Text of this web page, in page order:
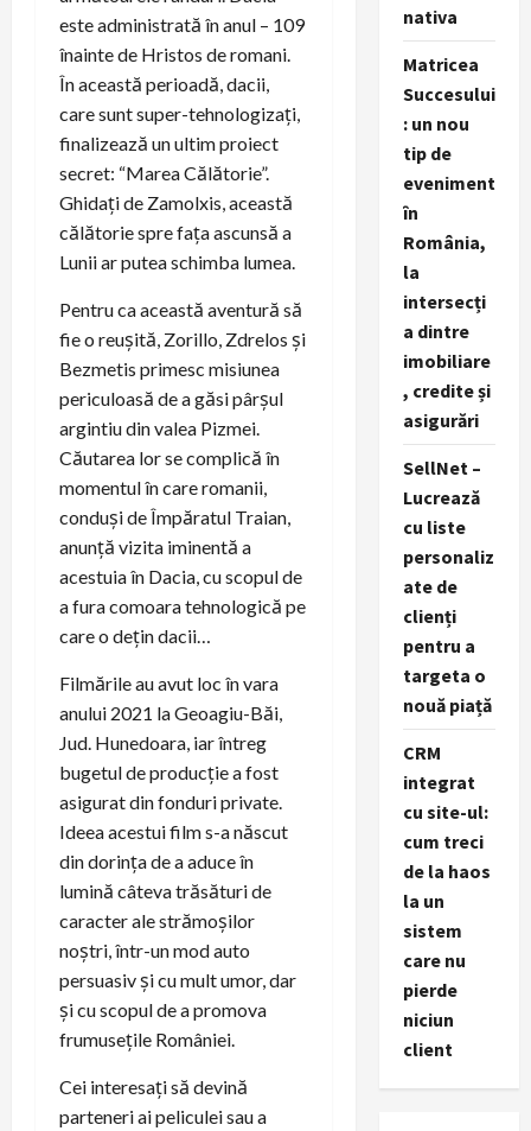
este administrată în anul – 109
înainte de Hristos de romani.
În această perioadă, dacii,
care sunt super-tehnologizați,
finalizează un ultim proiect
secret: “Marea Călătorie”.
Ghidați de Zamolxis, această
călătorie spre fața ascunsă a
Lunii ar putea schimba lumea.
Pentru ca această aventură să
fie o reușită, Zorillo, Zdrelos și
Bezmetis primesc misiunea
periculoasă de a găsi pârșul
argintiu din valea Pizmei.
Căutarea lor se complică în
momentul în care romanii,
conduși de Împăratul Traian,
anunță vizita iminentă a
acestuia în Dacia, cu scopul de
a fura comoara tehnologică pe
care o dețin dacii…
Filmările au avut loc în vara
anului 2021 la Geoagiu-Băi,
Jud. Hunedoara, iar întreg
bugetul de producție a fost
asigurat din fonduri private.
Ideea acestui film s-a născut
din dorința de a aduce în
lumină câteva trăsături de
caracter ale strămoșilor
noștri, într-un mod auto
persuasiv și cu mult umor, dar
și cu scopul de a promova
frumuseţile României.
Cei interesați să devină
parteneri ai peliculei sau a
nativa
Matricea
Succesului
: un nou
tip de
eveniment
în
România,
la
intersecți
a dintre
imobiliare
, credite și
asigurări
SellNet –
Lucrează
cu liste
personaliz
ate de
clienți
pentru a
targeta o
nouă piață
CRM
integrat
cu site-ul:
cum treci
de la haos
la un
sistem
care nu
pierde
niciun
client